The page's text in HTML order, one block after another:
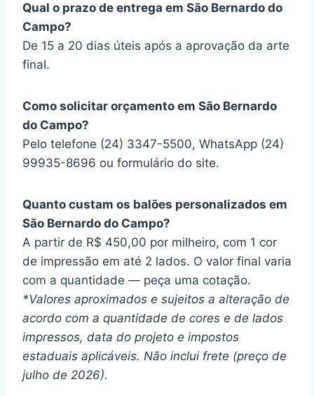
Qual o prazo de entrega em São Bernardo do
Campo?
De 15 a 20 dias úteis após a aprovação da arte
final.
Como solicitar orçamento em São Bernardo
do Campo?
Pelo telefone (24) 3347-5500, WhatsApp (24)
99935-8696 ou formulário do site.
Quanto custam os balões personalizados em
São Bernardo do Campo?
A partir de R$ 450,00 por milheiro, com 1 cor
de impressão em até 2 lados. O valor final varia
com a quantidade — peça uma cotação.
*Valores aproximados e sujeitos a alteração de
acordo com a quantidade de cores e de lados
impressos, data do projeto e impostos
estaduais aplicáveis. Não inclui frete (preço de
julho de 2026).